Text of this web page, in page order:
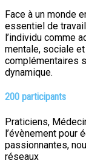
Face à un monde
essentiel de
l’individu comme
mentale, sociale
complémentaires
dynamique.
200 participants
Praticiens,
l’évènement pour
passionnantes,
réseaux